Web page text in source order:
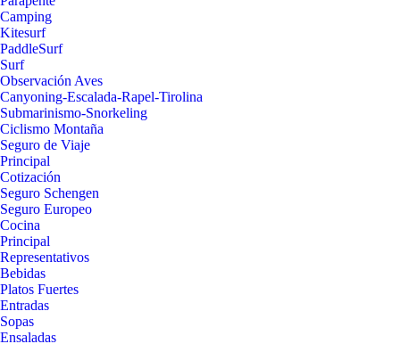
Camping
Kitesurf
PaddleSurf
Surf
Observación Aves
Canyoning-Escalada-Rapel-Tirolina
Submarinismo-Snorkeling
Ciclismo Montaña
Seguro de Viaje
Principal
Cotización
Seguro Schengen
Seguro Europeo
Cocina
Principal
Representativos
Bebidas
Platos Fuertes
Entradas
Sopas
Ensaladas